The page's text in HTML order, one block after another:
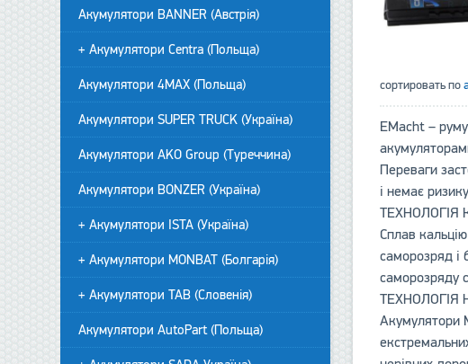
сортировать по
EMacht –
Переваги
і немає
ТЕХНОЛОГІЯ
Сплав
саморозряд і
саморозряду
ТЕХНОЛОГІЯ
Акумулятори
Акумулятори BANNER (Австрія)
+ Акумулятори Centra (Польща)
Акумулятори 4MAX (Польща)
Акумулятори SUPER TRUCK (Україна)
Акумулятори AKO Group (Туреччина)
Акумулятори BONZER (Україна)
+ Акумулятори ISTA (Україна)
+ Акумулятори MONBAT (Болгарія)
+ Акумулятори TAB (Словенія)
Акумулятори AutoPart (Польща)